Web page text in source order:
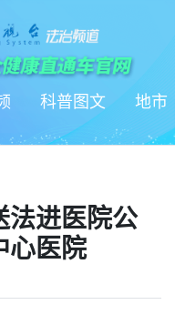
科普图文 地市
法进医院公
心医院